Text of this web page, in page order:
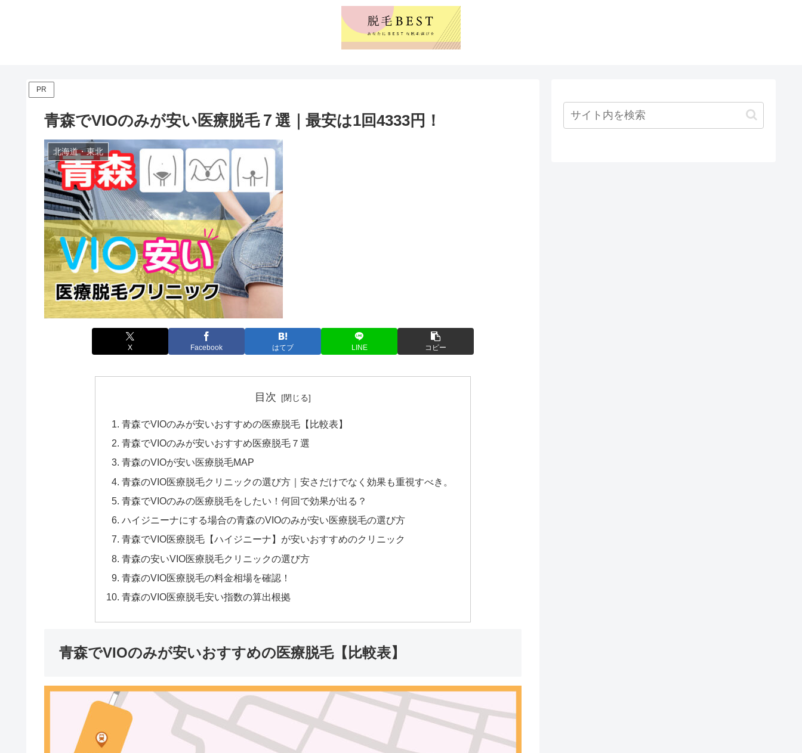
PR
青森でVIOのみが安い医療脱毛７選｜最安は1回4333円！
北海道・東北
X Facebook はてブ LINE コピー
目次
青森でVIOのみが安いおすすめの医療脱毛【比較表】
青森でVIOのみが安いおすすめ医療脱毛７選
青森のVIOが安い医療脱毛MAP
青森のVIO医療脱毛クリニックの選び方｜安さだけでなく効果も重視すべき。
青森でVIOのみの医療脱毛をしたい！何回で効果が出る？
ハイジニーナにする場合の青森のVIOのみが安い医療脱毛の選び方
青森でVIO医療脱毛【ハイジニーナ】が安いおすすめのクリニック
青森の安いVIO医療脱毛クリニックの選び方
青森のVIO医療脱毛の料金相場を確認！
青森のVIO医療脱毛安い指数の算出根拠
青森でVIOのみが安いおすすめの医療脱毛【比較表】